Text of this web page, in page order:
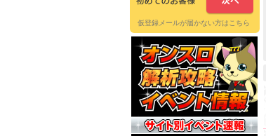
仮登録メールが届かない方はこちら